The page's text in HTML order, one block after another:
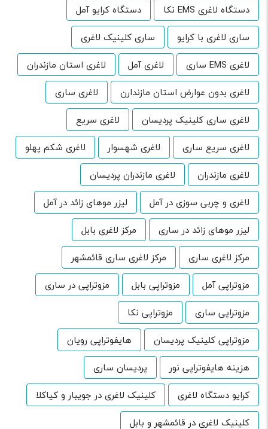
دستگاه لاغری EMS نکا
دستگاه کرایو آمل
ساری لاغری با کرایو
ساری کلینیک لاغری
لاغری EMS ساری
لاغری آمل
لاغری استان مازندران
لاغری بدون عوارض استان مازندارن
لاغری ساری
لاغری ساری کلینیک پردیسان
لاغری سریع
لاغری سریع ساری
لاغری شهسوار
لاغری شکم پهلو
لاغری مازندران
لاغری مازندران پردیسان
لاغری و چربی سوزی در آمل
لیزر موهای زائد در آمل
لیزر موهای زائد در ساری
مرکز لاغری بابل
مرکز لاغری ساری
مرکز لاغری ساری قائمشهر
مزوتراپی آمل
مزوتراپی بابل
مزوتراپی در ساری
مزوتراپی ساری
مزوتراپی نکا
مزوتراپی کلینیک پردیسان
هایفوتراپی رویان
هزینه هایفوتراپی نور
پردیسان ساری
کرایو دستگاه لاغری
کلینیک لاغری در جویبار و کیاکلا
کلینیک لاغری در قائمشهر و بابل